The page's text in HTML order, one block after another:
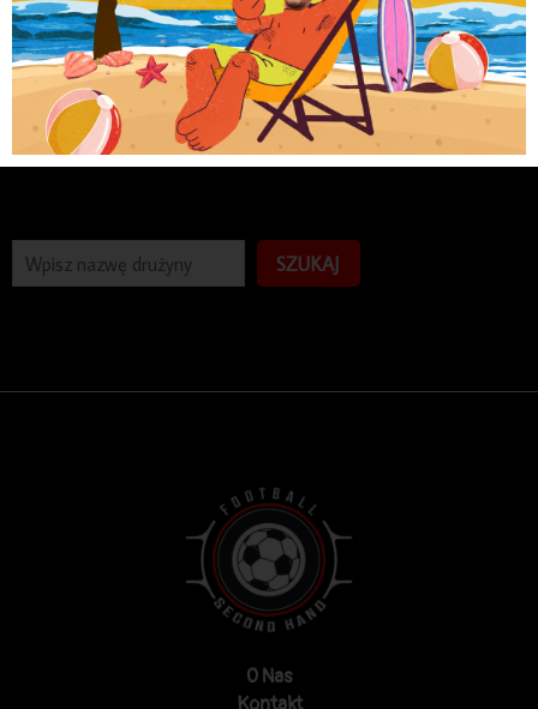
SZUKAJ
O Nas